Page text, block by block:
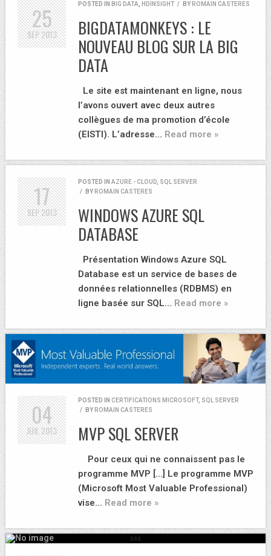
POSTED IN BIG DATA HDINSIGHT / BY ROMAIN CASTERES
BIGDATAMONKEYS : LE
NOUVEAU BLOG SUR LA BIG
DATA
Le site est maintenant en ligne, nous
l’avons ouvert avec deux autres
collègues de ma promotion d’école
(EISTI). L’adresse… Read more »
25
SEP2013
POSTED IN AZURE - CLOUD SQL SERVER
/
BY ROMAIN CASTERES
WINDOWS AZURE SQL
DATABASE
Présentation Windows Azure SQL
Database est un service de bases de
données relationnelles (RDBMS) en
ligne basée sur SQL… Read more »
17
SEP2013
POSTED IN CERTIFICATIONS MICROSOFT , SQL SERVER
/
BY ROMAIN CASTERES
MVP SQL SERVER
Pour ceux qui ne connaissent pas le
programme MVP […] Le programme MVP
(Microsoft Most Valuable Professional)
vise… Read more »
04
JUIL2013